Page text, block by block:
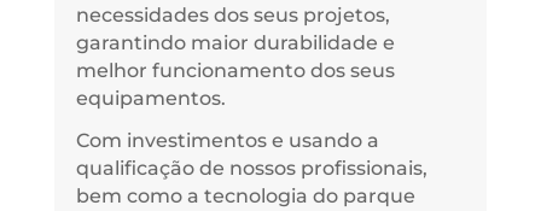
necessidades dos seus projetos,
garantindo maior durabilidade e
melhor funcionamento dos seus
equipamentos.
Com investimentos e usando a
qualificação de nossos profissionais,
bem como a tecnologia do parque